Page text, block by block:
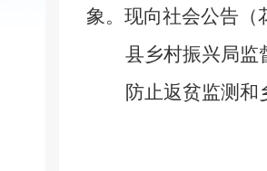
象。现向社会公告（
县乡村振兴局监
防止返贫监测和